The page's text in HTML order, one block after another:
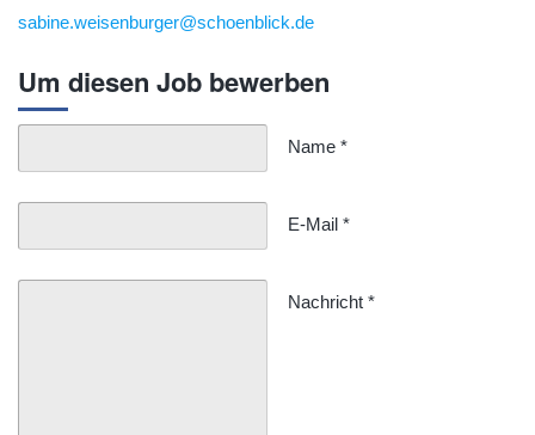
sabine.weisenburger@schoenblick.de
Um diesen Job bewerben
Name *
E-Mail *
Nachricht *